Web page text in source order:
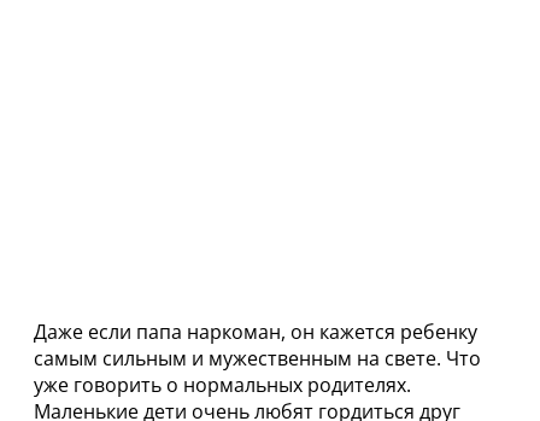
Даже если папа наркоман, он кажется ребенку
самым сильным и мужественным на свете. Что
уже говорить о нормальных родителях.
Маленькие дети очень любят гордиться друг